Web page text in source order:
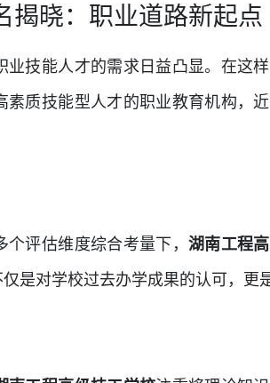
揭晓：职业道路新起点
业技能人才的需求日益凸显。在这
素质技能型人才的职业教育机构，
评估维度综合考量下， 湖南工程
是对学校过去办学成果的认可，更